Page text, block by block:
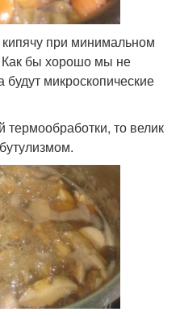
при минимальном
Как бы хорошо мы не
будут микроскопические
термообработки, то велик